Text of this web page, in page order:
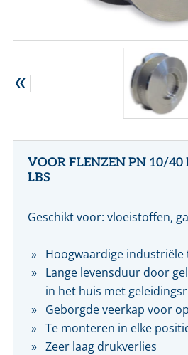
VOOR FLENZEN PN 10/
LBS
Geschikt voor: vloeistoffen,
Hoogwaardige industriële
Lange levensduur door
in het huis met
Geborgde veerkap voor
Te monteren in elke
Zeer laag drukverlies